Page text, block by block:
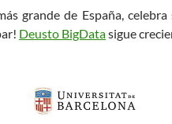
grande de España,
Deusto BigDatasigue